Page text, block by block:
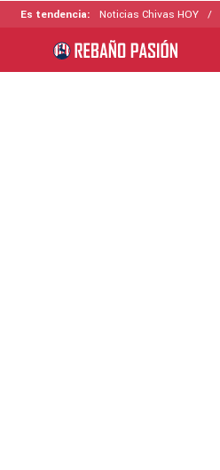
Es tendencia: Noticias Chivas HOY